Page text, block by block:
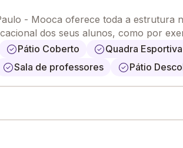
- Mooca oferece toda a estrutura
dos seus alunos, como por
Pátio Coberto
Quadra
Sala de professores Pátio